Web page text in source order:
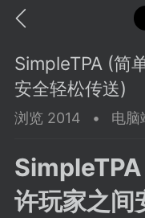
中文社区
SimpleTPA (简
安全轻松传送)
浏览 2014 • 电脑
许玩家之间